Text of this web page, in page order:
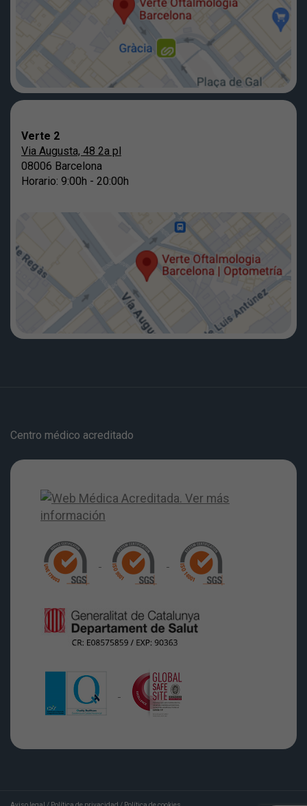
Verte 2
Via Augusta, 48 2a pl
08006 Barcelona
Horario: 9:00h - 20:00h
Centro médico acreditado